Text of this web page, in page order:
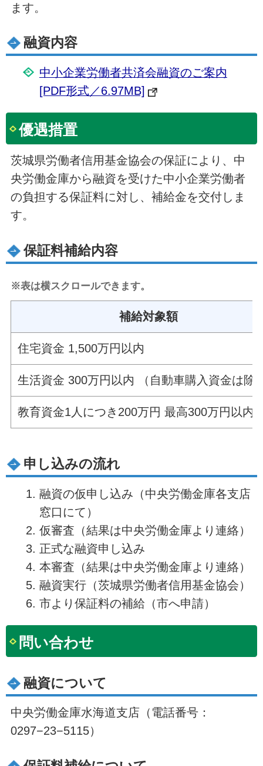
ます。
融資内容
中小企業労働者共済会融資のご案内
[PDF形式／6.97MB]
優遇措置
茨城県労働者信用基金協会の保証により、中
央労働金庫から融資を受けた中小企業労働者
の負担する保証料に対し、補給金を交付しま
す。
保証料補給内容
※表は横スクロールできます。
補給対象額
住宅資金 1,500万円以内
生活資金 300万円以内 （自動車購入資金は除
教育資金1人につき200万円 最高300万円以内
申し込みの流れ
融資の仮申し込み（中央労働金庫各支店
窓口にて）
仮審査（結果は中央労働金庫より連絡）
正式な融資申し込み
本審査（結果は中央労働金庫より連絡）
融資実行（茨城県労働者信用基金協会）
市より保証料の補給（市へ申請）
問い合わせ
融資について
中央労働金庫水海道支店（電話番号：
0297−23−5115）